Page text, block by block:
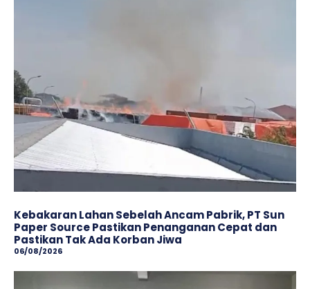
Kebakaran Lahan Sebelah Ancam Pabrik, PT Sun
Paper Source Pastikan Penanganan Cepat dan
Pastikan Tak Ada Korban Jiwa
06/08/2026